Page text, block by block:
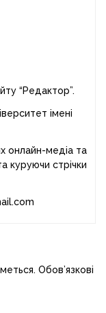
“Редактор”.
імені
онлайн-медіа та
куруючи стрічки
Обов’язкові